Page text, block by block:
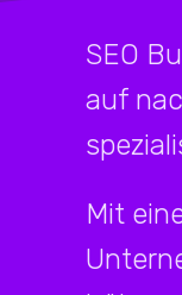
SEO
auf
Mit